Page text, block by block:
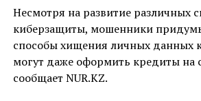
Несмотря на развитие различных
киберзащиты, мошенники
способы хищения личных данных
могут даже оформить кредиты на
сообщает NUR.KZ.